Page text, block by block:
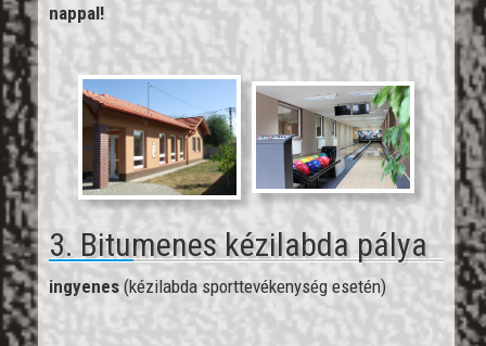
nappal!
3. Bitumenes kézilabda pálya
ingyenes (kézilabda sporttevékenység esetén)